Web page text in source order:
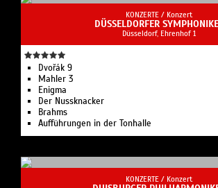
KONZERTE / Konzert
DÜSSELDORFER
Düsseldorf, Ehrenhof 1
Dvořák 9
Mahler 3
Enigma
Der Nussknacker
Brahms
Aufführungen in der Tonhalle
KONZERTE / Konzert